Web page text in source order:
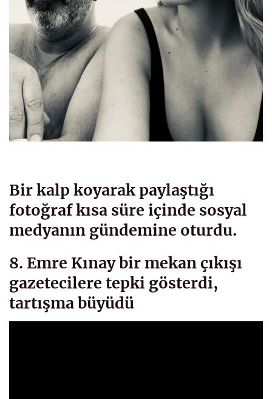
Bir kalp koyarak paylaştığı
fotoğraf kısa süre içinde sosyal
medyanın gündemine oturdu.
8. Emre Kınay bir mekan çıkışı
gazetecilere tepki gösterdi,
tartışma büyüdü